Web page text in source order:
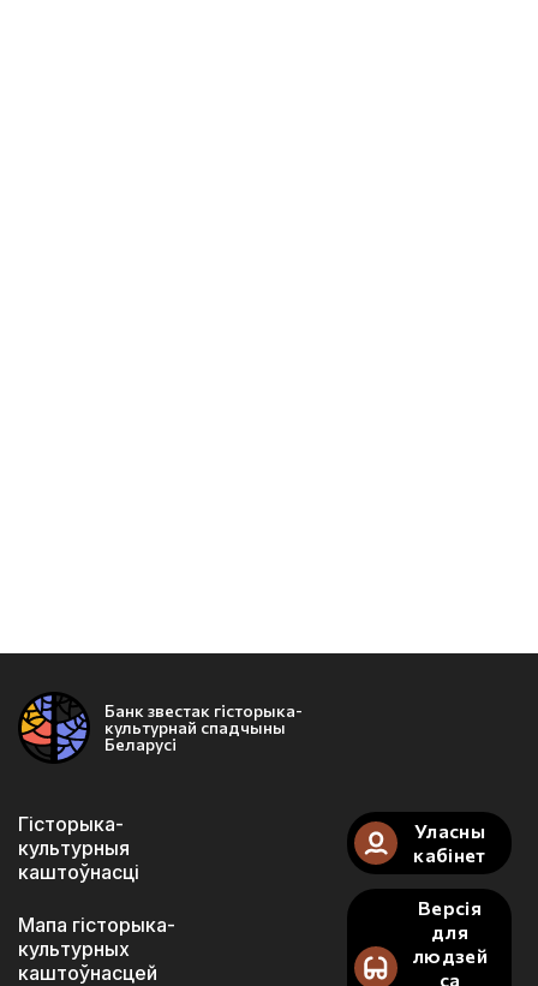
Банк звестак гісторыка-
культурнай спадчыны
Беларусі
Гісторыка-
культурныя
каштоўнасці
Мапа гісторыка-
культурных
каштоўнасцей
Уласны
кабінет
Версія
для
людзей
са